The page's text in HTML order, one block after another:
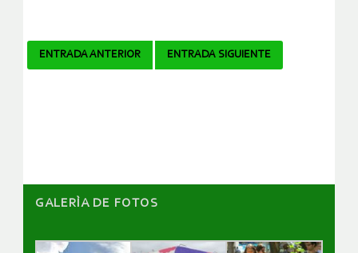
Navegador
ENTRADA ANTERIOR ENTRADA SIGUIENTE
GALERÌA DE FOTOS